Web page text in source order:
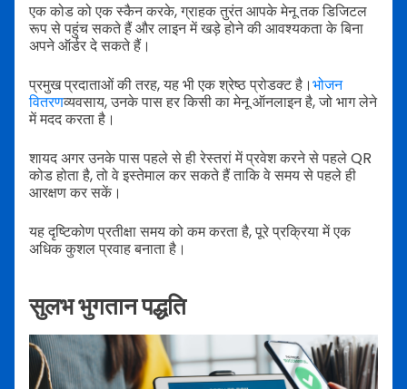
एक कोड को एक स्कैन करके, ग्राहक तुरंत आपके मेनू तक डिजिटल
रूप से पहुंच सकते हैं और लाइन में खड़े होने की आवश्यकता के बिना
अपने ऑर्डर दे सकते हैं।
प्रमुख प्रदाताओं की तरह, यह भी एक श्रेष्ठ प्रोडक्ट है।भोजन
वितरणव्यवसाय, उनके पास हर किसी का मेनू ऑनलाइन है, जो भाग लेने
में मदद करता है।
शायद अगर उनके पास पहले से ही रेस्तरां में प्रवेश करने से पहले QR
कोड होता है, तो वे इस्तेमाल कर सकते हैं ताकि वे समय से पहले ही
आरक्षण कर सकें।
यह दृष्टिकोण प्रतीक्षा समय को कम करता है, पूरे प्रक्रिया में एक
अधिक कुशल प्रवाह बनाता है।
सुलभ भुगतान पद्धति